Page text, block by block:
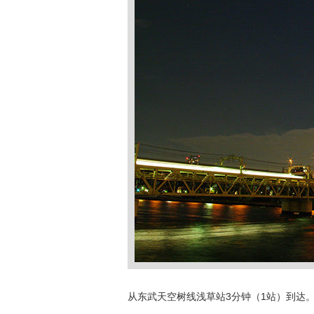
从东武天空树线浅草站3分钟（1站）到达